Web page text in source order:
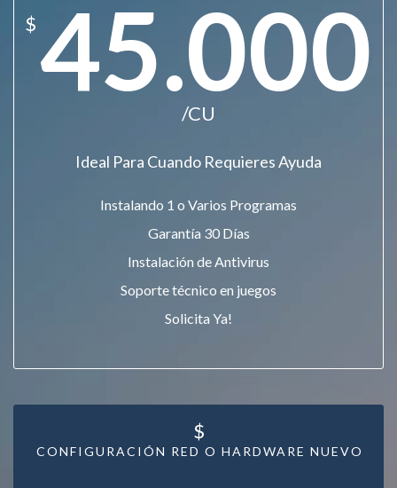
$45.000
/CU
Ideal Para Cuando Requieres Ayuda
Instalando 1 o Varios Programas
Garantía 30 Días
Instalación de Antivirus
Soporte técnico en juegos
Solicita Ya!
CONFIGURACIÓN RED O HARDWARE NUEVO
$